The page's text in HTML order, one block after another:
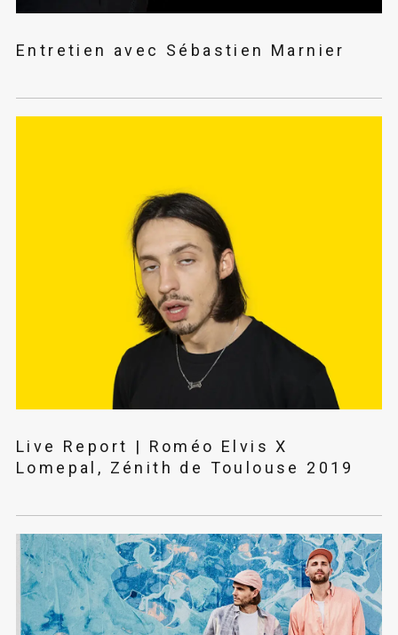
Entretien avec Sébastien Marnier
Live Report | Roméo Elvis X
Lomepal, Zénith de Toulouse 2019